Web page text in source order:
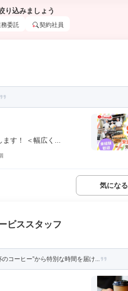
り込みましょう
委託 契約社員
す！ ＜幅広く...
気になる
ビススタッフ
コーヒー”から特別な時間を届け...